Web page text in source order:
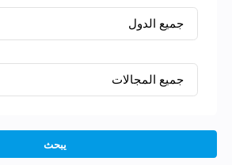
يبحث